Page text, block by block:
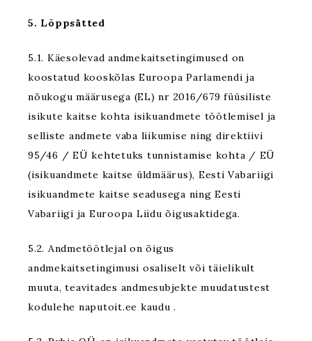
5. Lõppsätted
5.1. Käesolevad andmekaitsetingimused on
koostatud kooskõlas Euroopa Parlamendi ja
nõukogu määrusega (EL) nr 2016/679 füüsiliste
isikute kaitse kohta isikuandmete töötlemisel ja
selliste andmete vaba liikumise ning direktiivi
95/46 / EÜ kehtetuks tunnistamise kohta / EÜ
(isikuandmete kaitse üldmäärus), Eesti Vabariigi
isikuandmete kaitse seadusega ning Eesti
Vabariigi ja Euroopa Liidu õigusaktidega.
5.2. Andmetöötlejal on õigus
andmekaitsetingimusi osaliselt või täielikult
muuta, teavitades andmesubjekte muudatustest
kodulehe naputoit.ee kaudu .